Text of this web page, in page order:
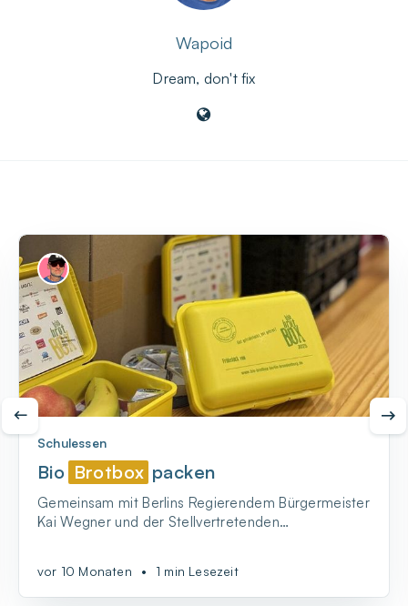
Wapoid
Dream, don't fix
Schulessen
Bio Brotbox packen
Gemeinsam mit Berlins Regierendem Bürgermeister
Kai Wegner und der Stellvertretenden
vor 10 Monaten • 1 min Lesezeit